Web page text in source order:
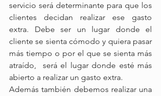
servicio será determinante para que los
clientes decidan realizar ese gasto
extra. Debe ser un lugar donde el
cliente se sienta cómodo y quiera pasar
más tiempo o por el que se sienta más
atraído,  será el lugar donde esté más
abierto a realizar un gasto extra.
Además también debemos realizar una